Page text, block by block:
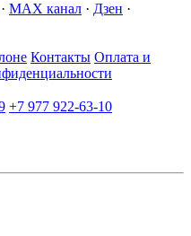
· MAX канал · Дзен ·
Контакты Оплата и
+7 977 922-63-10